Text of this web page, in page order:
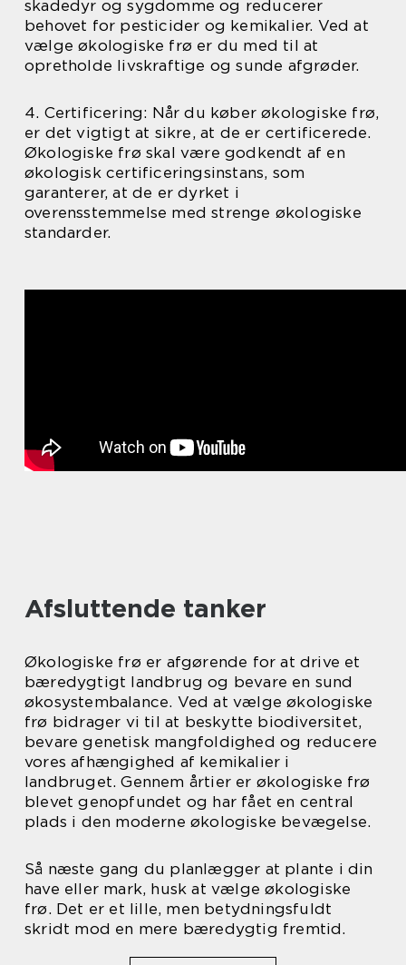
skadedyr og sygdomme og reducerer
behovet for pesticider og kemikalier. Ved at
vælge økologiske frø er du med til at
opretholde livskraftige og sunde afgrøder.
4. Certificering: Når du køber økologiske frø,
er det vigtigt at sikre, at de er certificerede.
Økologiske frø skal være godkendt af en
økologisk certificeringsinstans, som
garanterer, at de er dyrket i
overensstemmelse med strenge økologiske
standarder.
Afsluttende tanker
Økologiske frø er afgørende for at drive et
bæredygtigt landbrug og bevare en sund
økosystembalance. Ved at vælge økologiske
frø bidrager vi til at beskytte biodiversitet,
bevare genetisk mangfoldighed og reducere
vores afhængighed af kemikalier i
landbruget. Gennem årtier er økologiske frø
blevet genopfundet og har fået en central
plads i den moderne økologiske bevægelse.
Så næste gang du planlægger at plante i din
have eller mark, husk at vælge økologiske
frø. Det er et lille, men betydningsfuldt
skridt mod en mere bæredygtig fremtid.